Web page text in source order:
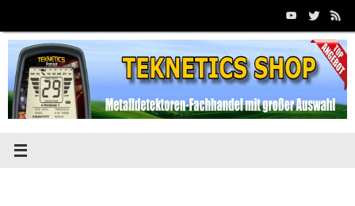
Inhalt
springen